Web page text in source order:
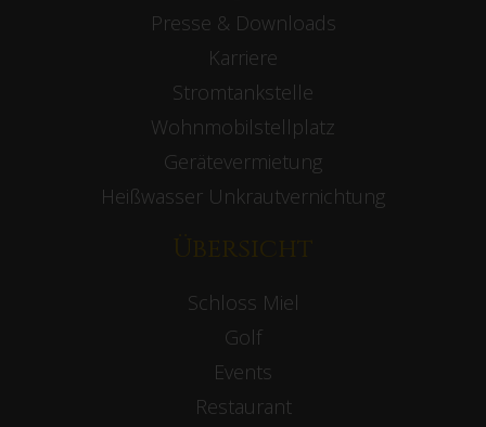
Presse & Downloads
Karriere
Stromtankstelle
Wohnmobilstellplatz
Gerätevermietung
Heißwasser Unkrautvernichtung
Übersicht
Schloss Miel
Golf
Events
Restaurant